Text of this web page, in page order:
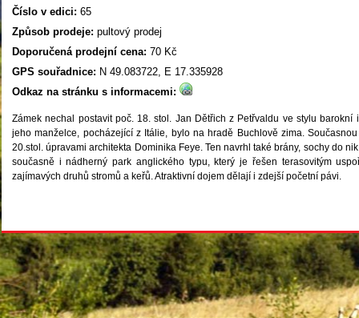
Číslo v edici: 65
Způsob prodeje: pultový prodej
Doporučená prodejní cena: 70 Kč
GPS souřadnice: N 49.083722, E 17.335928
Odkaz na stránku s informacemi:
Zámek nechal postavit poč. 18. stol. Jan Dětřich z Petřvaldu ve stylu barokní
jeho manželce, pocházející z Itálie, bylo na hradě Buchlově zima.
20.stol. úpravami architekta Dominika Feye. Ten navrhl také brány, sochy do
současně i nádherný park anglického typu, který je řešen terasovitým
zajímavých druhů stromů a keřů. Atraktivní dojem dělají i zdejší početní pávi.